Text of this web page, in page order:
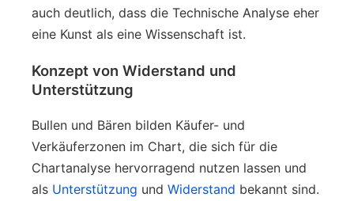
auch deutlich, dass die Technische Analyse eher
eine Kunst als eine Wissenschaft ist.
Konzept von Widerstand und
Unterstützung
Bullen und Bären bilden Käufer- und
Verkäuferzonen im Chart, die sich für die
Chartanalyse hervorragend nutzen lassen und
als Unterstützung und Widerstand bekannt sind.